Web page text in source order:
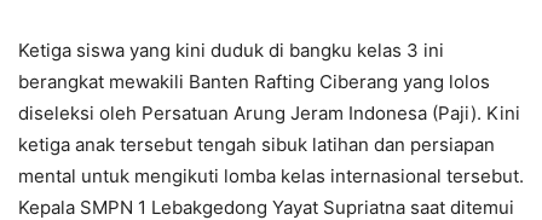
Ketiga siswa yang kini duduk di bangku kelas 3 ini
berangkat mewakili Banten Rafting Ciberang yang lolos
diseleksi oleh Persatuan Arung Jeram Indonesa (Paji). Kini
ketiga anak tersebut tengah sibuk latihan dan persiapan
mental untuk mengikuti lomba kelas internasional tersebut.
Kepala SMPN 1 Lebakgedong Yayat Supriatna saat ditemui